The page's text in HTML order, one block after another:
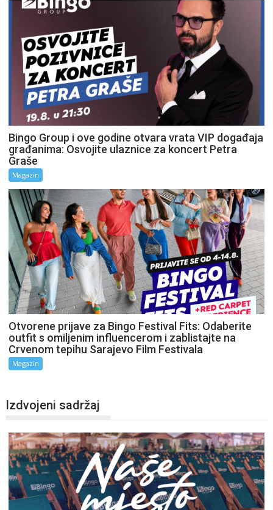
Bingo Group i ove godine otvara vrata VIP događaja
građanima: Osvojite ulaznice za koncert Petra
Graše
Magazin
Otvorene prijave za Bingo Festival Fits: Odaberite
outfit s omiljenim influencerom i zablistajte na
Crvenom tepihu Sarajevo Film Festivala
Magazin
Izdvojeni sadržaj